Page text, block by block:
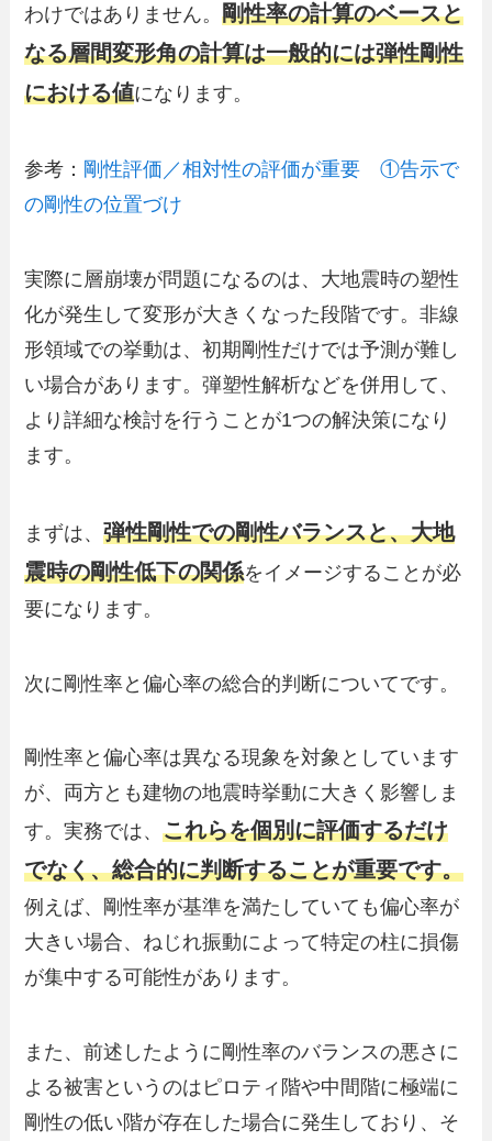
わけではありません。剛性率の計算のベースと
なる層間変形角の計算は一般的には弾性剛性
における値になります。
参考： 剛性評価／相対性の評価が重要 ①告示で
の剛性の位置づけ
実際に層崩壊が問題になるのは、大地震時の塑性
化が発生して変形が大きくなった段階です。非線
形領域での挙動は、初期剛性だけでは予測が難し
い場合があります。弾塑性解析などを併用して、
より詳細な検討を行うことが1つの解決策になり
ます。
まずは、弾性剛性での剛性バランスと、大地
震時の剛性低下の関係をイメージすることが必
要になります。
次に剛性率と偏心率の総合的判断についてです。
剛性率と偏心率は異なる現象を対象としています
が、両方とも建物の地震時挙動に大きく影響しま
す。実務では、これらを個別に評価するだけ
でなく、総合的に判断することが重要です。
例えば、剛性率が基準を満たしていても偏心率が
大きい場合、ねじれ振動によって特定の柱に損傷
が集中する可能性があります。
また、前述したように剛性率のバランスの悪さに
よる被害というのはピロティ階や中間階に極端に
剛性の低い階が存在した場合に発生しており、そ